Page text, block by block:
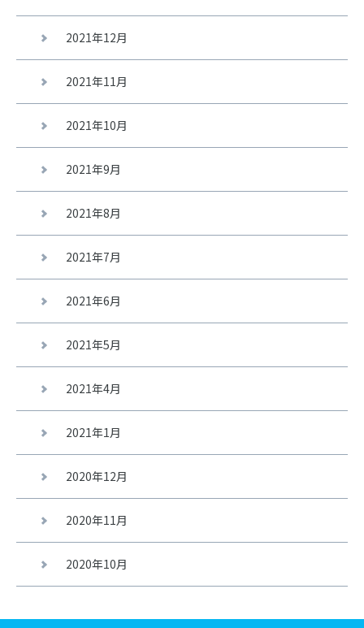
2021年12月
2021年11月
2021年10月
2021年9月
2021年8月
2021年7月
2021年6月
2021年5月
2021年4月
2021年1月
2020年12月
2020年11月
2020年10月